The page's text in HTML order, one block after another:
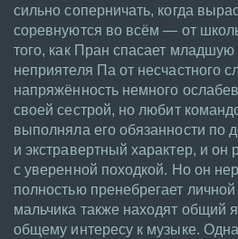
сильно соперничать, когда
соревнуются во всём — от
того, как Пран спасает младшую
неприятеля Па от несчастного
напряжённость немного
своей сестрой, но любит
выполняла его обязанности по
и экстравертный характер, и он
с уверенной походкой. Но он
полностью пренебрегает
мальчика также находят общий
общему интересу к музыке.